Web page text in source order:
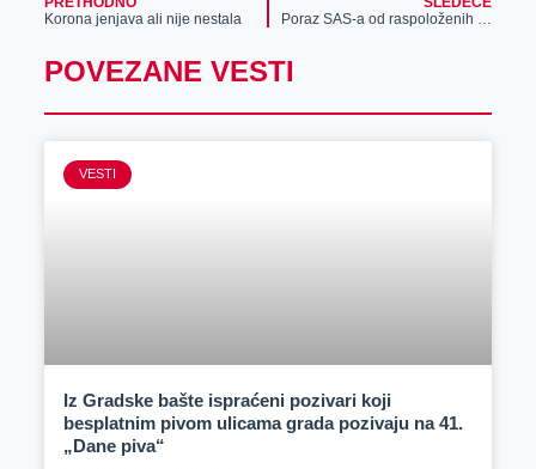
Korona jenjava ali nije nestala
POVEZANE VESTI
VESTI
Iz Gradske bašte ispraćeni pozivari koji
besplatnim pivom ulicama grada pozivaju na 41.
„Dane piva“